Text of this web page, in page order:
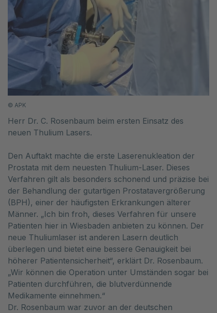
© APK
Herr Dr. C. Rosenbaum beim ersten Einsatz des
neuen Thulium Lasers.
Den Auftakt machte die erste Laserenukleation der
Prostata mit dem neuesten Thulium-Laser. Dieses
Verfahren gilt als besonders schonend und präzise bei
der Behandlung der gutartigen Prostatavergrößerung
(BPH), einer der häufigsten Erkrankungen älterer
Männer. „Ich bin froh, dieses Verfahren für unsere
Patienten hier in Wiesbaden anbieten zu können. Der
neue Thuliumlaser ist anderen Lasern deutlich
überlegen und bietet eine bessere Genauigkeit bei
höherer Patientensicherheit“, erklärt Dr. Rosenbaum.
„Wir können die Operation unter Umständen sogar bei
Patienten durchführen, die blutverdünnende
Medikamente einnehmen.“
Dr. Rosenbaum war zuvor an der deutschen